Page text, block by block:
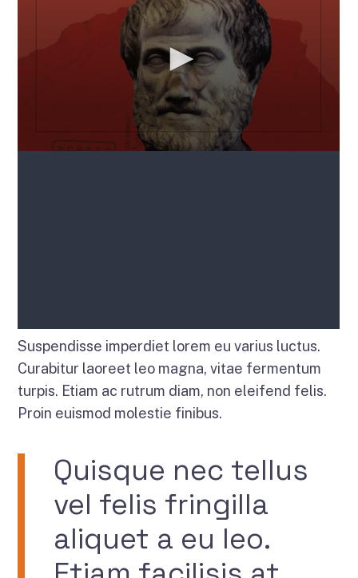
Suspendisse imperdiet lorem eu varius luctus.
Curabitur laoreet leo magna, vitae fermentum
turpis. Etiam ac rutrum diam, non eleifend felis.
Proin euismod molestie finibus.
Quisque nec tellus
vel felis fringilla
aliquet a eu leo.